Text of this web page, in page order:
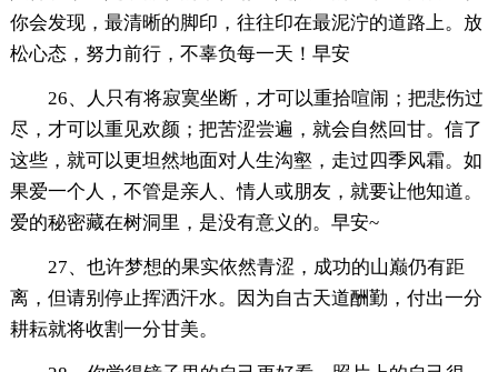
你会发现，最清晰的脚印，往往印在最泥泞的道路上。放
松心态，努力前行，不辜负每一天！早安
26、人只有将寂寞坐断，才可以重拾喧闹；把悲伤过
尽，才可以重见欢颜；把苦涩尝遍，就会自然回甘。信了
这些，就可以更坦然地面对人生沟壑，走过四季风霜。如
果爱一个人，不管是亲人、情人或朋友，就要让他知道。
爱的秘密藏在树洞里，是没有意义的。早安~
27、也许梦想的果实依然青涩，成功的山巅仍有距
离，但请别停止挥洒汗水。因为自古天道酬勤，付出一分
耕耘就将收割一分甘美。